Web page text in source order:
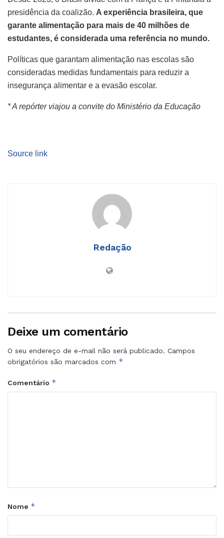
presidência da coalizão. A experiência brasileira, que
garante alimentação para mais de 40 milhões de
estudantes, é considerada uma referência no mundo.
Políticas que garantam alimentação nas escolas são
consideradas medidas fundamentais para reduzir a
insegurança alimentar e a evasão escolar.
* A repórter viajou a convite do Ministério da Educação
Source link
Redação
Deixe um comentário
O seu endereço de e-mail não será publicado. Campos
obrigatórios são marcados com *
Comentário *
Nome *